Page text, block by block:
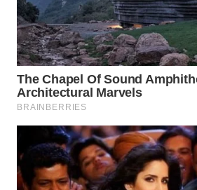
WN
SURABAYA
WN
NATUNA
WN
BINTAN
WN
MANDALIKA